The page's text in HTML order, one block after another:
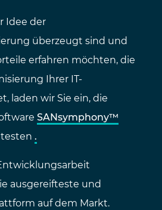
Idee der
überzeugt sind und
erfahren möchten, die
Ihrer IT-
laden wir Sie ein, die
SANsymphony™
.
ausgereifteste und
auf dem Markt.